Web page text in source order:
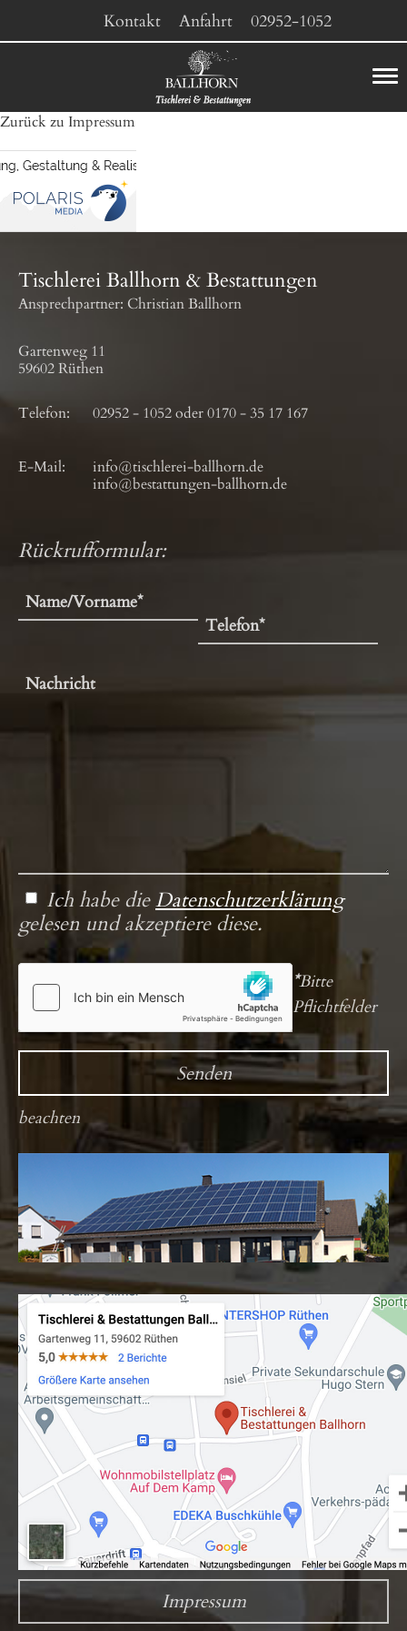
Kontakt Anfahrt 02952-1052
Zurück zu Impressum
Tischlerei Ballhorn & Bestattungen
Ansprechpartner: Christian Ballhorn
Gartenweg 11
59602 Rüthen
Telefon: 02952 - 1052oder0170 - 35 17 167
E-Mail:
info@tischlerei-ballhorn.de
info@bestattungen-ballhorn.de
Rückrufformular:
Ich habe dieDatenschutzerklärung
gelesen und akzeptiere diese.
*Bitte
Pflichtfelder
beachten
Impressum